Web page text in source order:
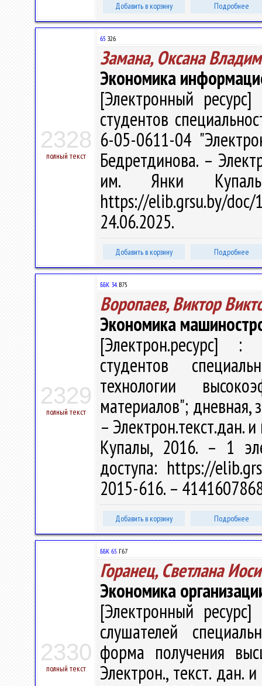
Добавить в корзину Подробнее
2328
полный текст
65 З26
Замана, Оксана
Экономика
[Электронный
студентов
6-05-0611-04
Бедретдинова. –
им. Янки
https://elib.grsu.by/
24.06.2025.
Добавить в корзину Подробнее
2329
полный текст
ББК 34.В75
Воропаев, Виктор
Экономика
[Электрон.ресурс] :
студентов
технологии
материалов"; дневная,
– Электрон.текст.дан.
Купалы, 2016. – 1
доступа: https://
2015-616. –
Добавить в корзину Подробнее
2330
полный текст
ББК 65.Г67
Горанец, Светлана
Экономика
[Электронный
слушателей
форма получения
Электрон., текст. дан.